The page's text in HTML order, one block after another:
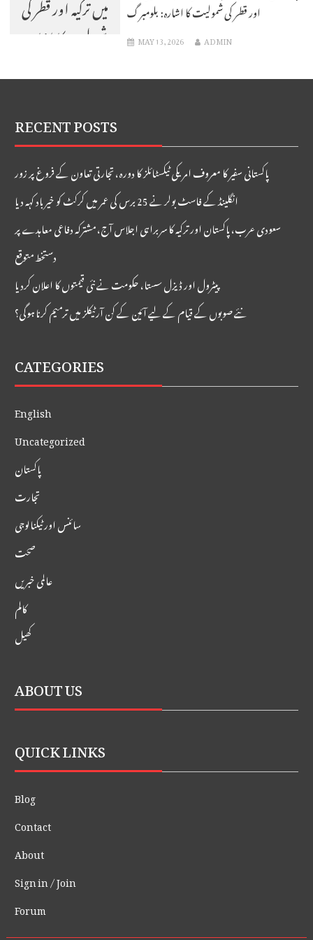
شمولیت کا اشارہ:
اور قطر کی شمولیت کا اشارہ: بلومبرگ
MAY 13, 2026 ADMIN
RECENT POSTS
پاکستانی سفیر کا معروف امریکی ٹیکسٹائلز کا دورہ، تجارتی تعاون کے فروغ پر زور
انگلینڈ کے فاسٹ بولر نے 25 برس کی عمر میں کرکٹ کو خیر باد کہہ دیا
سعودی عرب، پاکستان اور ترکیہ کا سربراہی اجلاس آج، مشترکہ دفاعی معاہدے پر
دستخط متوقع
پیٹرول اور ڈیزل سستا، حکومت نے نئی قیمتوں کا اعلان کردیا
نئے صوبوں کے قیام کے لیے آئین کے کن آرٹیکلز میں ترمیم کرنا ہوگی؟
CATEGORIES
English
Uncategorized
پاکستان
تجارت
سائنس اور ٹیکنالوجی
صحت
عالمی خبریں
کالم
کھیل
ABOUT US
QUICK LINKS
Blog
Contact
About
Sign in / Join
Forum